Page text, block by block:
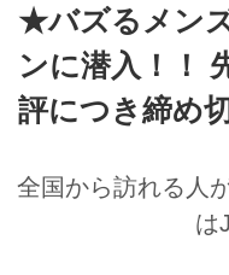
★バズるメン
ンに潜入！！
評につき締め
全国から訪れる人
は